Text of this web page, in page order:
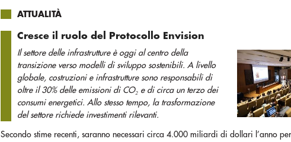
ATTUALITÀ
Cresce il ruolo del Protocollo Envision
Il settore delle infrastrutture è oggi al centro della
transizione verso modelli di sviluppo sostenibili. A livello
globale, costruzioni e infrastrutture sono responsabili di
oltre il 30% delle emissioni di CO₂ e di circa un terzo dei
consumi energetici. Allo stesso tempo, la trasformazione
del settore richiede investimenti rilevanti.
Secondo stime recenti, saranno necessari circa 4.000 miliardi di dollari l’anno